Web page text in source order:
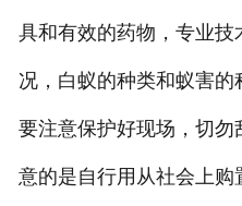
具和有效的药物，专业
况，白蚁的种类和蚁害
要注意保护好现场，切
意的是自行用从社会上